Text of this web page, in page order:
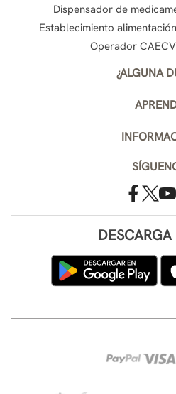
Dispensador de
Establecimiento
Operador
¿ALGUNA
DESCARGA